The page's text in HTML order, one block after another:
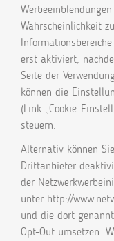
Wahrscheinlichkeit
erst aktiviert,
Seite der
können die
(Link „Cookie-
steuern.
Alternativ können
Drittanbieter
der
unter http://
und die dort
Opt-Out umsetzen.